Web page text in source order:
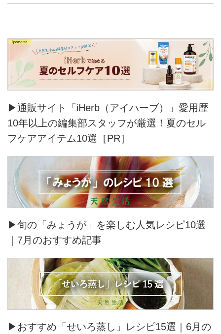
▶通販サイト「iHerb（アイハーブ）」愛用歴
10年以上の編集部スタッフが厳選！夏のセル
フケアアイテム10選［PR］
▶旬の「みょうが」を楽しむ人気レシピ10選
｜7月のおすすめ記事
▶おすすめ「せいろ蒸し」レシピ15選｜6月の